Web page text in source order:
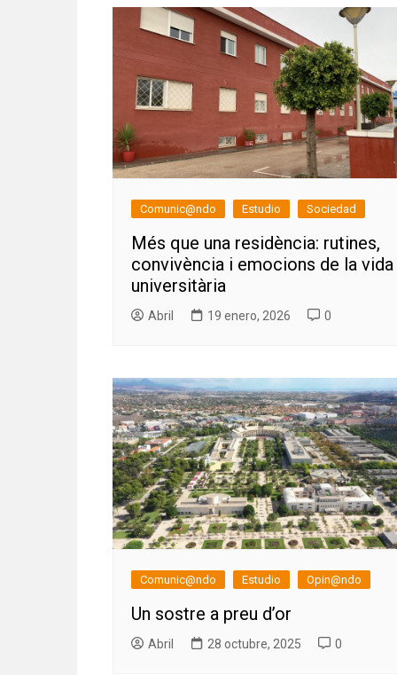
Comunic@ndo Estudio Sociedad
Més que una residència: rutines,
convivència i emocions de la vida
universitària
Abril 19 enero, 2026 0
Comunic@ndo Estudio Opin@ndo
Un sostre a preu d’or
Abril 28 octubre, 2025 0